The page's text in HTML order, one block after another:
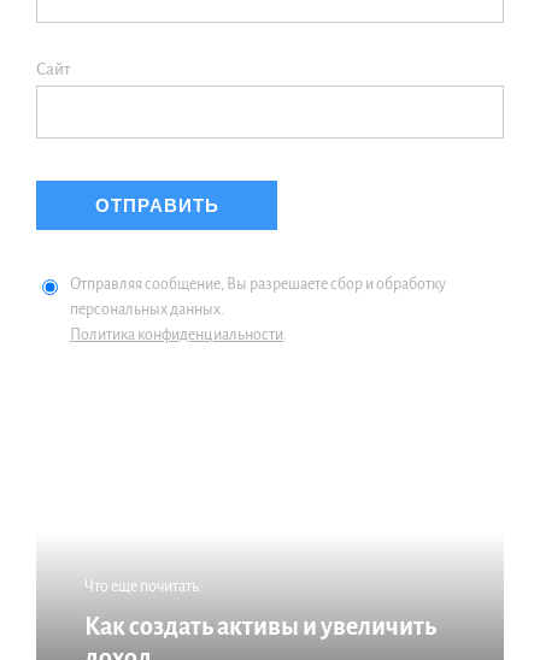
Сайт
Отправляя сообщение, Вы разрешаете сбор и обработку
персональных данных.
Политика конфиденциальности.
Что еще почитать:
Как создать активы и увеличить